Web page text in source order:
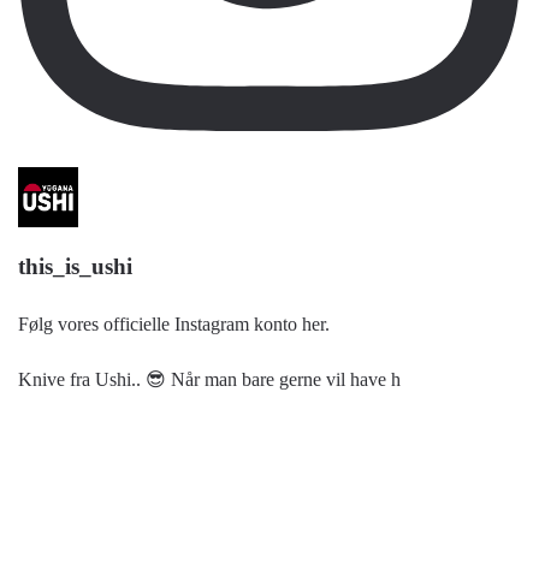
this_is_ushi
Følg vores officielle Instagram konto her.
Knive fra Ushi.. 😎 Når man bare gerne vil have h